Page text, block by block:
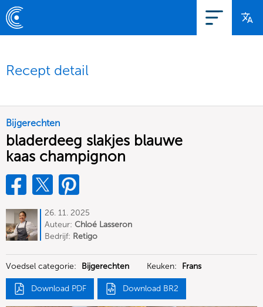
Recept detail
Bijgerechten
bladerdeeg slakjes blauwe
kaas champignon
26. 11. 2025
Auteur: Chloé Lasseron
Bedrijf: Retigo
Voedsel categorie: Bijgerechten Keuken: Frans
Download PDF Download BR2